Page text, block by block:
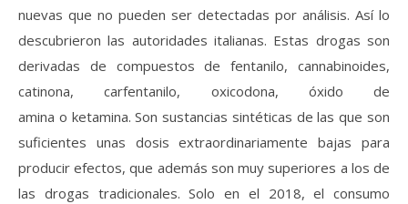
nuevas que no pueden ser detectadas por análisis. Así lo
descubrieron las autoridades italianas. Estas drogas son
derivadas de compuestos de fentanilo, cannabinoides,
catinona, carfentanilo, oxicodona, óxido de
amina o ketamina. Son sustancias sintéticas de las que son
suficientes unas dosis extraordinariamente bajas para
producir efectos, que además son muy superiores a los de
las drogas tradicionales. Solo en el 2018, el consumo